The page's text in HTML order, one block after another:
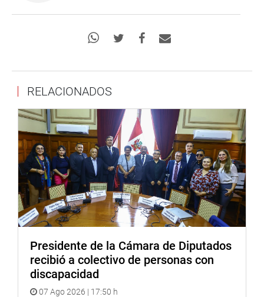
RELACIONADOS
Presidente de la Cámara de Diputados
recibió a colectivo de personas con
discapacidad
07 Ago 2026 | 17:50 h